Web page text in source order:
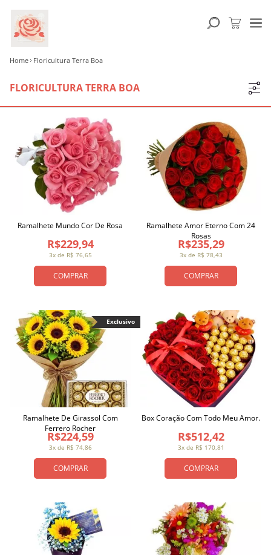
Home Floricultura Terra Boa
FLORICULTURA TERRA BOA
COMPRAR
3x de R$ 76,65
R$229,94
Ramalhete Mundo Cor De Rosa
COMPRAR
3x de R$ 78,43
R$235,29
Ramalhete Amor Eterno Com 24
Rosas
COMPRAR
3x de R$ 74,86
R$224,59
Ramalhete De Girassol Com
Ferrero Rocher
Exclusivo
COMPRAR
3x de R$ 170,81
R$512,42
Box Coração Com Todo Meu Amor.